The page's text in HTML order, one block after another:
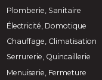
Plomberie, Sanitaire
Électricité, Domotique
Chauffage, Climatisation
Serrurerie, Quincaillerie
Menuiserie, Fermeture